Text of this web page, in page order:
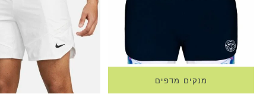
מנקים מדפים